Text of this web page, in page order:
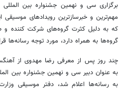
برگزاری سی و نهمین جشنواره بین المللی
که به دلیل کثرت گروه‌های شرکت کننده و
گروه‌ها به همراه دارد، مورد توجه رسانه‌ها
چند روز پس از معرفی رضا مهدوی از
به عنوان دبیر سی و نهمین جشنواره بین
به رسانه‌ها اعلام شد، دفتر موسیقی